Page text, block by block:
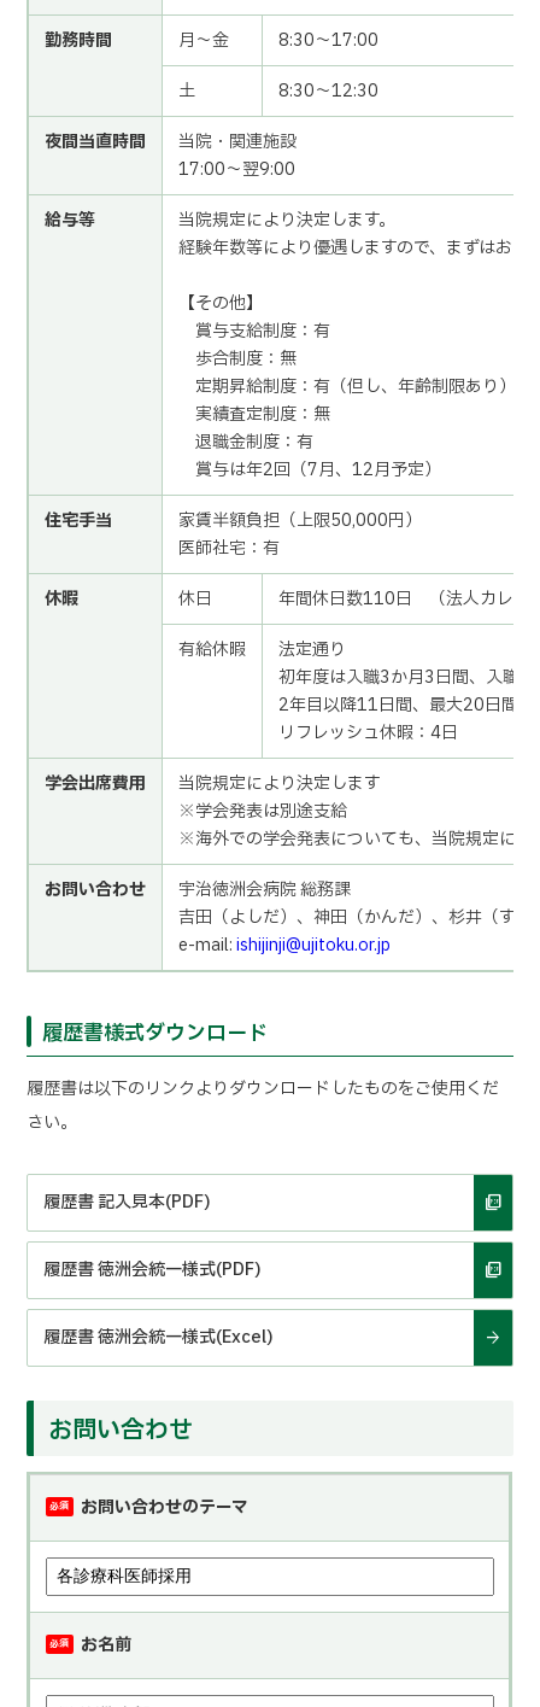
勤務時間
月～金
8:30～17:00
土
8:30～12:30
夜間当直時間
当院・関連施設
17:00～翌9:00
給与等
当院規定により決定します。
経験年数等により優遇しますので、まずはお問
【その他】
賞与支給制度：有
歩合制度：無
定期昇給制度：有（但し、年齢制限あり）
実績査定制度：無
退職金制度：有
賞与は年2回（7月、12月予定）
住宅手当
家賃半額負担（上限50,000円）
医師社宅：有
休暇
休日
年間休日数110日 （法人カレン
有給休暇
法定通り
初年度は入職3か月3日間、入職
2年目以降11日間、最大20日間
リフレッシュ休暇：4日
学会出席費用
当院規定により決定します
※学会発表は別途支給
※海外での学会発表についても、当院規定によ
お問い合わせ
宇治徳洲会病院 総務課
吉田（よしだ）、神田（かんだ）、杉井（すぎ
e-mail:ishijinji@ujitoku.or.jp
履歴書様式ダウンロード
履歴書は以下のリンクよりダウンロードしたものをご使用くだ
さい。
履歴書 記入見本(PDF)
履歴書 徳洲会統一様式(PDF)
履歴書 徳洲会統一様式(Excel)
お問い合わせ
必須 お問い合わせのテーマ
必須 お名前